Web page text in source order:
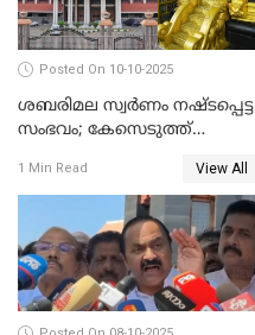
Posted On 10-10-2025
ശബരിമല സ്വര്‍ണം നഷ്ടപ്പെട്ട
സംഭവം; കേസെടുത്ത്
ഉത്തരവിട്ട് ഹൈക്കോടതി
WATCH VIDEO
1 Min Read View All